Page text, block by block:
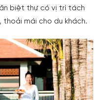
biệt thự có vị trí tách
mái cho du khách.